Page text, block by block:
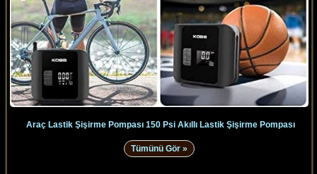
Araç Lastik Şişirme Pompası 150 Psi Akıllı Lastik Şişirme Pompası
Tümünü Gör »